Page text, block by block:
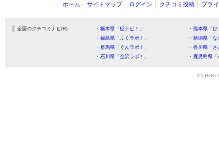
ホーム サイトマップ ログイン クチコミ投稿 プラ
全国のクチコミナビ(R) ・栃木県「栃ナビ！」
・熊本県「
・福島県「ふくラボ！」
・新潟県「
・群馬県「ぐんラボ！」
・香川県「
・石川県「金沢ラボ！」
・鹿児島県
(C) HitBit